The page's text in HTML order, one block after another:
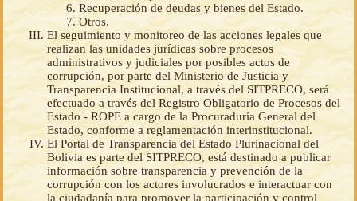
Recuperación de deudas y bienes del Estado.
Otros.
El seguimiento y monitoreo de las acciones legales que
realizan las unidades jurídicas sobre procesos
administrativos y judiciales por posibles actos de
corrupción, por parte del Ministerio de Justicia y
Transparencia Institucional, a través del SITPRECO, será
efectuado a través del Registro Obligatorio de Procesos del
Estado - ROPE a cargo de la Procuraduría General del
Estado, conforme a reglamentación interinstitucional.
El Portal de Transparencia del Estado Plurinacional del
Bolivia es parte del SITPRECO, está destinado a publicar
información sobre transparencia y prevención de la
corrupción con los actores involucrados e interactuar con
la ciudadanía para promover la participación y control